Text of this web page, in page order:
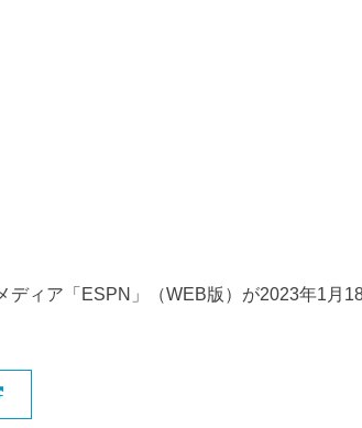
ディア「ESPN」（WEB版）が2023年1月